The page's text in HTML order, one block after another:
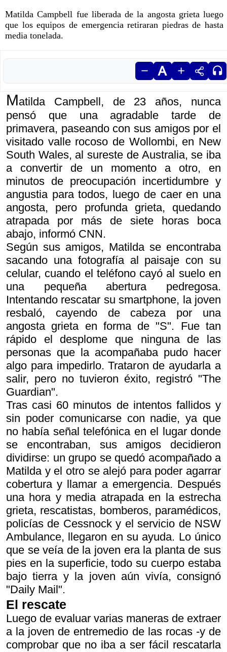
Matilda Campbell fue liberada de la angosta grieta luego
que los equipos de emergencia retiraran piedras de hasta
media tonelada.
Matilda Campbell, de 23 años, nunca
pensó que una agradable tarde de
primavera, paseando con sus amigos por el
visitado valle rocoso de Wollombi, en New
South Wales, al sureste de Australia, se iba
a convertir de un momento a otro, en
minutos de preocupación incertidumbre y
angustia para todos, luego de caer en una
angosta, pero profunda grieta, quedando
atrapada por más de siete horas boca
abajo, informó CNN.
Según sus amigos, Matilda se encontraba
sacando una fotografía al paisaje con su
celular, cuando el teléfono cayó al suelo en
una pequeña abertura pedregosa.
Intentando rescatar su smartphone, la joven
resbaló, cayendo de cabeza por una
angosta grieta en forma de "S". Fue tan
rápido el desplome que ninguna de las
personas que la acompañaba pudo hacer
algo para impedirlo. Trataron de ayudarla a
salir, pero no tuvieron éxito, registró "The
Guardian".
Tras casi 60 minutos de intentos fallidos y
sin poder comunicarse con nadie, ya que
no había señal telefónica en el lugar donde
se encontraban, sus amigos decidieron
dividirse: un grupo se quedó acompañado a
Matilda y el otro se alejó para poder agarrar
cobertura y llamar a emergencia. Después
una hora y media atrapada en la estrecha
grieta, rescatistas, bomberos, paramédicos,
policías de Cessnock y el servicio de NSW
Ambulance, llegaron en su ayuda. Lo único
que se veía de la joven era la planta de sus
pies en la superficie, todo su cuerpo estaba
bajo tierra y la joven aún vivía, consignó
"Daily Mail".
El rescate
Luego de evaluar varias maneras de extraer
a la joven de entremedio de las rocas -y de
comprobar que no iba a ser fácil rescatarla